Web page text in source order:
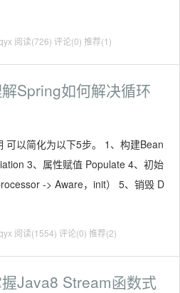
阅读(726) 评论(0) 推荐(1)
Spring如何解决循环
可以简化为以下5步。 1、构建Bean
3、属性赋值 Populate 4、初始
-> Aware，init） 5、销毁 D
阅读(1554) 评论(0) 推荐(2)
Java8 Stream函数式